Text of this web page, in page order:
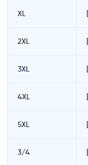
XL
2XL
3XL
4XL
5XL
3/4